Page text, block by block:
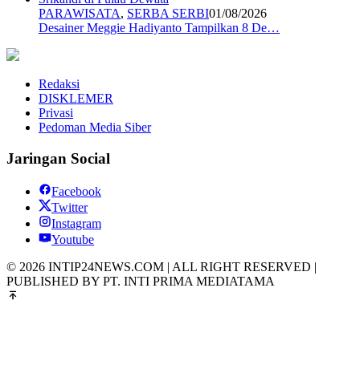
PARAWISATA, SERBA SERBI01/08/2026
Desainer Meggie Hadiyanto Tampilkan 8 De…
Redaksi
DISKLEMER
Privasi
Pedoman Media Siber
Jaringan Social
Facebook
Twitter
Instagram
Youtube
© 2026 INTIP24NEWS.COM | ALL RIGHT RESERVED |
PUBLISHED BY PT. INTI PRIMA MEDIATAMA